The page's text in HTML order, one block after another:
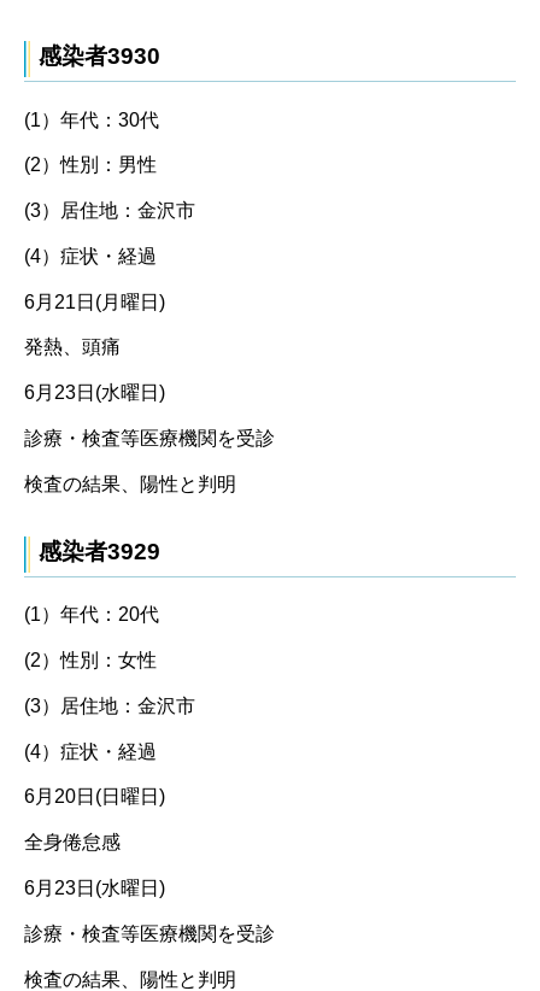
感染者3930
(1）年代：30代
(2）性別：男性
(3）居住地：金沢市
(4）症状・経過
6月21日(月曜日)
発熱、頭痛
6月23日(水曜日)
診療・検査等医療機関を受診
検査の結果、陽性と判明
感染者3929
(1）年代：20代
(2）性別：女性
(3）居住地：金沢市
(4）症状・経過
6月20日(日曜日)
全身倦怠感
6月23日(水曜日)
診療・検査等医療機関を受診
検査の結果、陽性と判明